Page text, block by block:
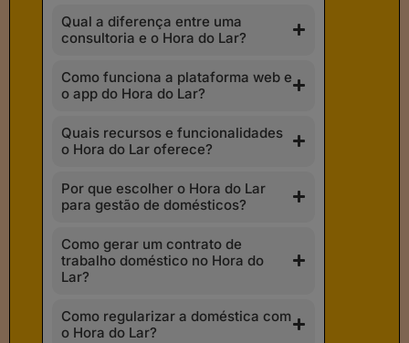
Qual a diferença entre uma
consultoria e o Hora do Lar?
Como funciona a plataforma web e
o app do Hora do Lar?
Quais recursos e funcionalidades
o Hora do Lar oferece?
Por que escolher o Hora do Lar
para gestão de domésticos?
Como gerar um contrato de
trabalho doméstico no Hora do
Lar?
Como regularizar a doméstica com
o Hora do Lar?